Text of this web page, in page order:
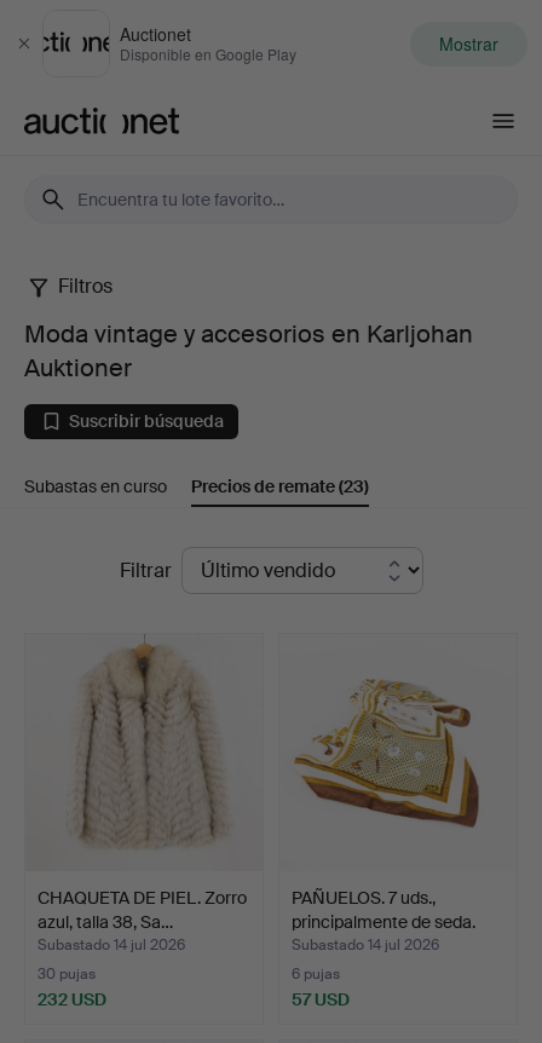
Cerrar
Auctionet
Disponible en Google Play Mostrar
Moda
vintage
accesorios
Karljohan
Auktioner
Filtros
Moda vintage y accesorios en Karljohan
Auktioner
Suscribir búsqueda
Subastas en curso Precios de remate(23)
Filtrar
CHAQUETA DE PIEL. Zorro
azul, talla 38, Sa…
Subastado 14 jul 2026
30 pujas
232 USD
PAÑUELOS. 7 uds.,
principalmente de seda.
Subastado 14 jul 2026
6 pujas
57 USD